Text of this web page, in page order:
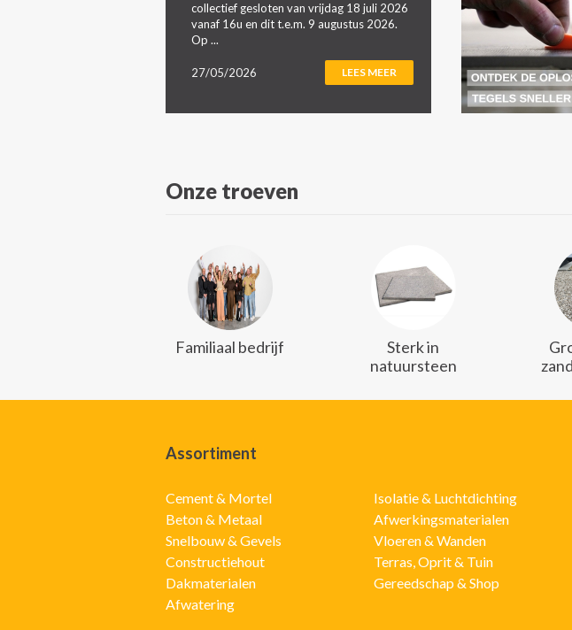
collectief gesloten van vrijdag 18 juli 2026
vanaf 16u en dit t.e.m. 9 augustus 2026.
Op ...
27/05/2026 LEES MEER
Onze troeven
Familiaal bedrijf
Sterk in
natuursteen
Assortiment
Cement & Mortel
Beton & Metaal
Snelbouw & Gevels
Constructiehout
Dakmaterialen
Afwatering
Isolatie & Luchtdichting
Afwerkingsmaterialen
Vloeren & Wanden
Terras, Oprit & Tuin
Gereedschap & Shop